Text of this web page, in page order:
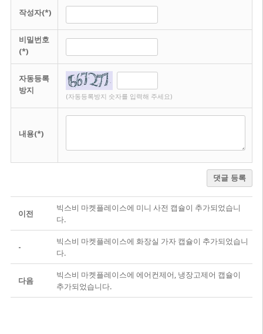
작성자(*)
비밀번호
(*)
자동등록
방지
(자동등록방지 숫자를 입력해 주세요)
내용(*)
댓글 등록
이전
빅스비 마켓플레이스에 미니 사전 캡슐이 추가되었습니
다.
-
빅스비 마켓플레이스에 화장실 가자 캡슐이 추가되었습니
다.
다음
빅스비 마켓플레이스에 에어컨제어, 냉장고제어 캡슐이
추가되었습니다.